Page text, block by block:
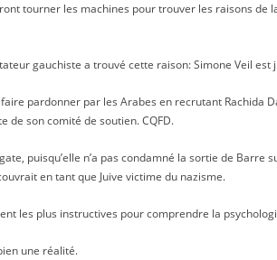
tourner les machines pour trouver les raisons de
gauchiste a trouvé cette raison: Simone Veil est
pardonner par les Arabes en recrutant Rachida
de son comité de soutien. CQFD.
puisqu’elle n’a pas condamné la sortie de
en tant que Juive victime du nazisme.
les plus instructives pour comprendre la
une réalité.